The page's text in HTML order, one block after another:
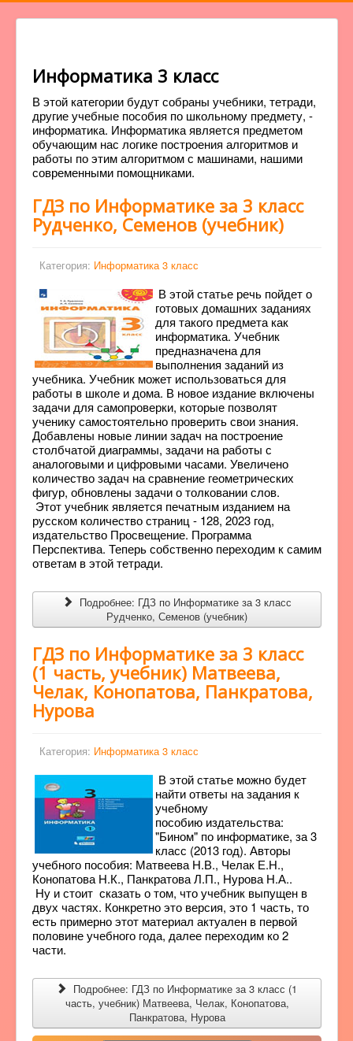
Информатика 3 класс
В этой категории будут собраны учебники, тетради,
другие учебные пособия по школьному предмету, -
информатика. Информатика является предметом
обучающим нас логике построения алгоритмов и
работы по этим алгоритмом с машинами, нашими
современными помощниками.
ГДЗ по Информатике за 3 класс
Рудченко, Семенов (учебник)
Категория: Информатика 3 класс
В этой статье речь пойдет о
готовых домашних заданиях
для такого предмета как
информатика. Учебник
предназначена для
выполнения заданий из
учебника. Учебник может использоваться для
работы в школе и дома. В новое издание включены
задачи для самопроверки, которые позволят
ученику самостоятельно проверить свои знания.
Добавлены новые линии задач на построение
столбчатой диаграммы, задачи на работы с
аналоговыми и цифровыми часами. Увеличено
количество задач на сравнение геометрических
фигур, обновлены задачи о толковании слов.
Этот учебник является печатным изданием на
русском количество страниц - 128, 2023 год,
издательство Просвещение. Программа
Перспектива. Теперь собственно переходим к самим
ответам в этой тетради.
Подробнее: ГДЗ по Информатике за 3 класс
Рудченко, Семенов (учебник)
ГДЗ по Информатике за 3 класс
(1 часть, учебник) Матвеева,
Челак, Конопатова, Панкратова,
Нурова
Категория: Информатика 3 класс
В этой статье можно будет
найти ответы на задания к
учебному
пособию издательства:
"Бином" по информатике, за 3
класс (2013 год). Авторы
учебного пособия: Матвеева Н.В., Челак Е.Н.,
Конопатова Н.К., Панкратова Л.П., Нурова Н.А..
Ну и стоит сказать о том, что учебник выпущен в
двух частях. Конкретно это версия, это 1 часть, то
есть примерно этот материал актуален в первой
половине учебного года, далее переходим ко 2
части.
Подробнее: ГДЗ по Информатике за 3 класс (1
часть, учебник) Матвеева, Челак, Конопатова,
Панкратова, Нурова